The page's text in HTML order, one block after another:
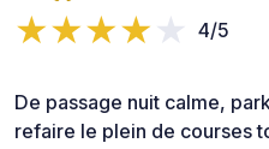
4/5
De passage nuit calme,
refaire le plein de courses